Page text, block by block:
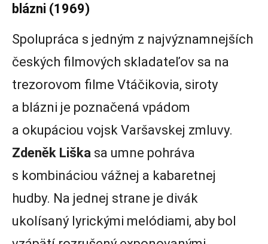
blázni (1969)
Spolupráca s jedným z najvýznamnejších
českých filmových skladateľov sa na
trezorovom filme Vtáčikovia, siroty
a blázni je poznačená vpádom
a okupáciou vojsk Varšavskej zmluvy.
Zdeněk Liška sa umne pohráva
s kombináciou vážnej a kabaretnej
hudby. Na jednej strane je divák
ukolísaný lyrickými melódiami, aby bol